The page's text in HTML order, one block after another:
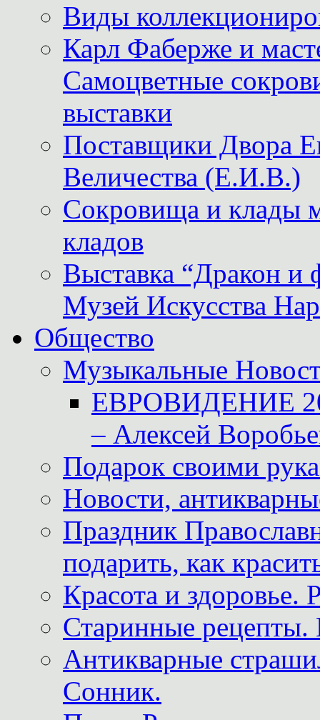
Виды
Карл Фаберже и
Самоцветные
выставки
Поставщики
Величества (Е.И.В.)
Сокровища и клады
кладов
Выставка “Дракон и
Музей Искусства
Общество
Музыкальные
ЕВРОВИДЕНИЕ
– Алексей
Подарок своими
Новости,
Праздник
подарить, как
Красота и здоровье.
Старинные рецепты.
Антикварные
Сонник.